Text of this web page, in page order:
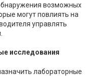
возможных
могут повлиять на
управлять
исследования
лабораторные